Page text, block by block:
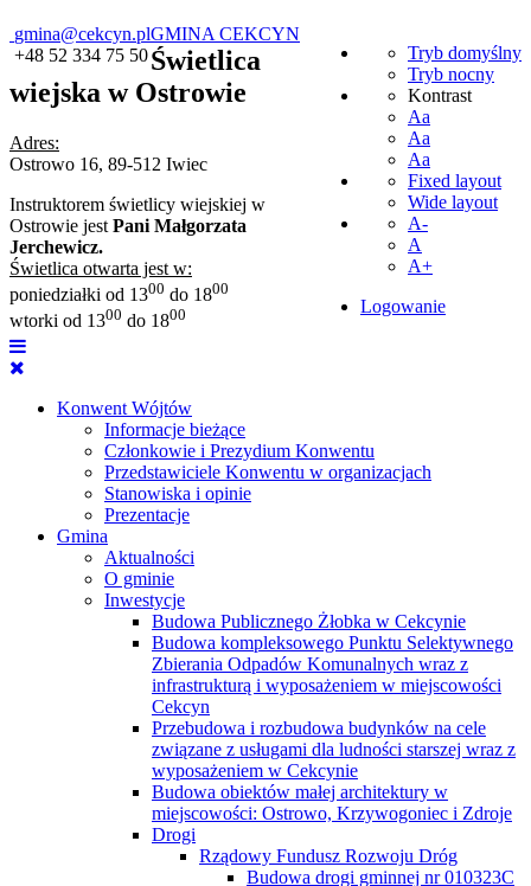
gmina@cekcyn.pl
+48 52 334 75 50
Tryb domyślny
Tryb nocny
Kontrast
Aa
Aa
Aa
Fixed layout
Wide layout
A-
A
A+
Logowanie
GMINA CEKCYN
Konwent Wójtów
Informacje bieżące
Członkowie i Prezydium Konwentu
Przedstawiciele Konwentu w organizacjach
Stanowiska i opinie
Prezentacje
Gmina
Aktualności
O gminie
Inwestycje
Budowa Publicznego Żłobka w Cekcynie
Budowa kompleksowego Punktu Selektywnego
Zbierania Odpadów Komunalnych wraz z
infrastrukturą i wyposażeniem w miejscowości
Cekcyn
Przebudowa i rozbudowa budynków na cele
związane z usługami dla ludności starszej wraz z
wyposażeniem w Cekcynie
Budowa obiektów małej architektury w
miejscowości: Ostrowo, Krzywogoniec i Zdroje
Drogi
Rządowy Fundusz Rozwoju Dróg
Budowa drogi gminnej nr 010323C
Świetlica
wiejska w Ostrowie
Adres:
Ostrowo 16, 89-512 Iwiec
Instruktorem świetlicy wiejskiej w
Ostrowie jest Pani Małgorzata
Jerchewicz.
Świetlica otwarta jest w:
poniedziałki od 1300 do 1800
wtorki od 1300 do 1800